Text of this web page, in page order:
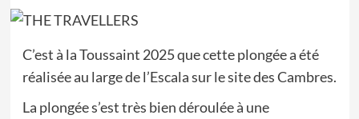
C’est à la Toussaint 2025 que cette plongée a été
réalisée au large de l’Escala sur le site des Cambres.
La plongée s’est très bien déroulée à une